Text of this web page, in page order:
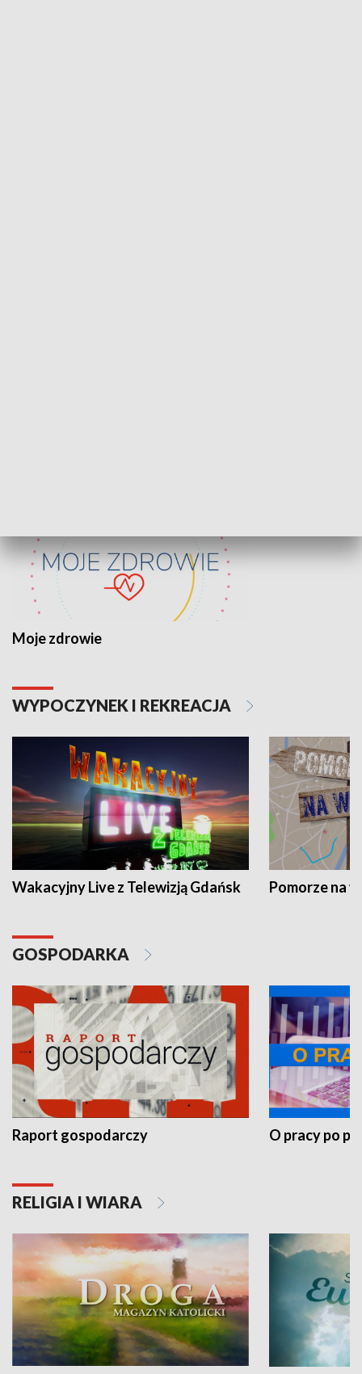
Moje zdrowie
WYPOCZYNEK I REKREACJA
Wakacyjny Live z Telewizją Gdańsk Pomorze na
GOSPODARKA
Raport gospodarczy O pracy po
RELIGIA I WIARA